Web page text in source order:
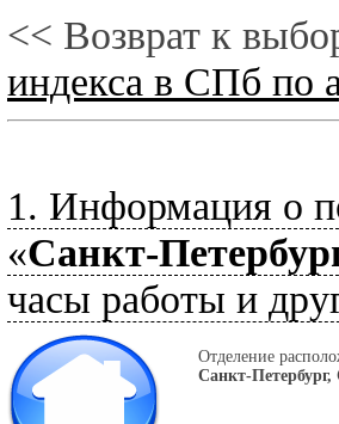
<< Возврат к
индекса в СПб по
1. Информация о
«Санкт-
часы работы и
Отделение
Санкт-